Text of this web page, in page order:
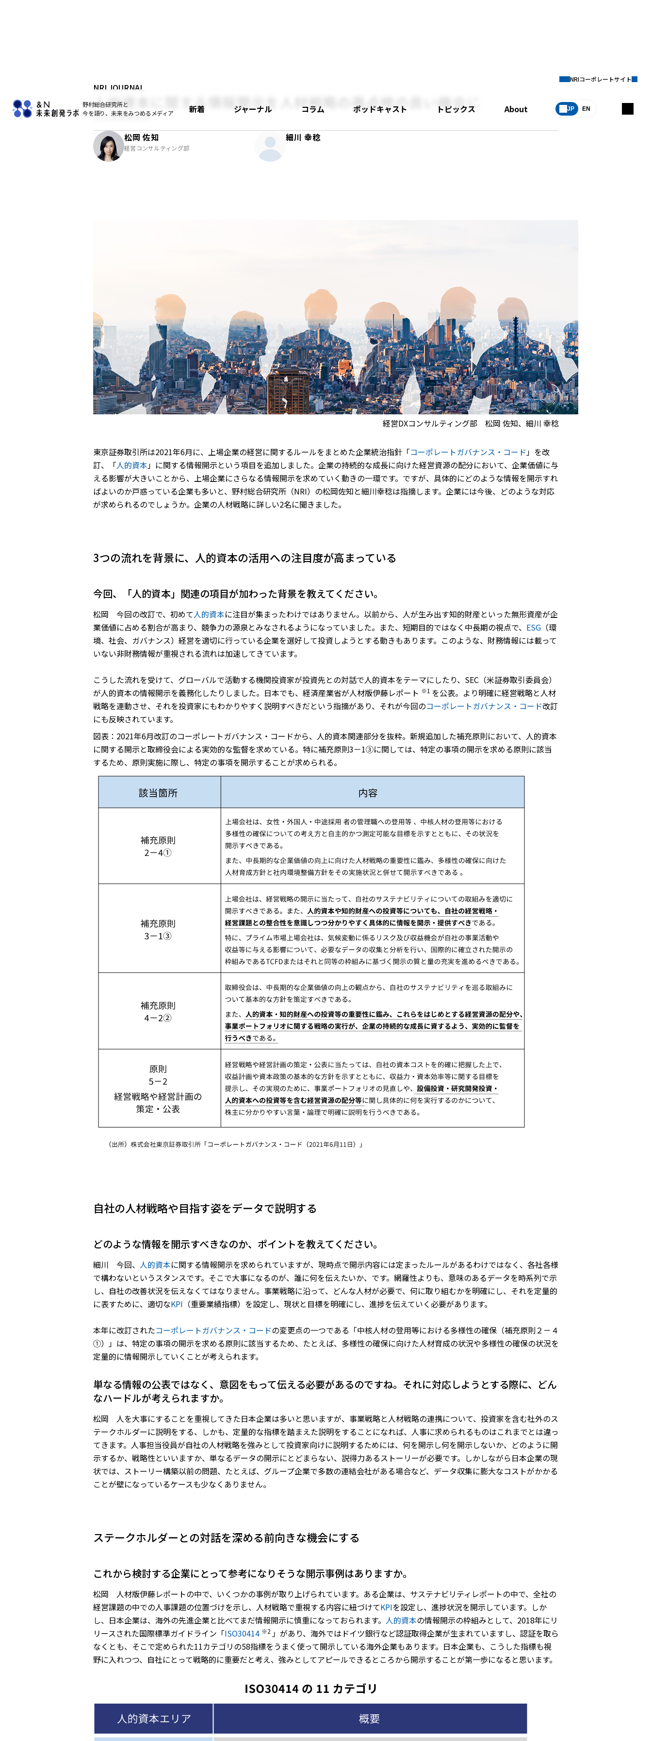
野村総合研究所と
今を語り、未来をみつめるメディア
新着 ジャーナル コラム ポッドキャスト トピックス About JP EN
NRIコーポレートサイト
NRI JOURNAL
人的資本に関する情報開示を人材戦略の再点検の良い機会に
2021年09月06日
松岡 佐知
経営コンサルティング部
細川 幸稔
経営DXコンサルティング部 松岡 佐知、細川 幸稔
東京証券取引所は2021年6月に、上場企業の経営に関するルールをまとめた企業統治指針「コーポレートガバナンス・コード」を改
訂、「人的資本」に関する情報開示という項目を追加しました。企業の持続的な成長に向けた経営資源の配分において、企業価値に与
える影響が大きいことから、上場企業にさらなる情報開示を求めていく動きの一環です。ですが、具体的にどのような情報を開示すれ
ばよいのか戸惑っている企業も多いと、野村総合研究所（NRI）の松岡佐知と細川幸稔は指摘します。企業には今後、どのような対応
が求められるのでしょうか。企業の人材戦略に詳しい2名に聞きました。
3つの流れを背景に、人的資本の活用への注目度が高まっている
――今回、「人的資本」関連の項目が加わった背景を教えてください。
松岡 今回の改訂で、初めて人的資本に注目が集まったわけではありません。以前から、人が生み出す知的財産といった無形資産が企
業価値に占める割合が高まり、競争力の源泉とみなされるようになっていました。また、短期目的ではなく中長期の視点で、 ESG （環
境、社会、ガバナンス）経営を適切に行っている企業を選好して投資しようとする動きもあります。このような、財務情報には載って
いない非財務情報が重視される流れは加速してきています。
こうした流れを受けて、グローバルで活動する機関投資家が投資先との対話で人的資本をテーマにしたり、SEC（米証券取引委員会）
が人的資本の情報開示を義務化したりしました。日本でも、経済産業省が人材版伊藤レポート ※1 を公表。より明確に経営戦略と人材
戦略を連動させ、それを投資家にもわかりやすく説明すべきだという指摘があり、それが今回のコーポレートガバナンス・コード改訂
にも反映されています。
図表：2021年6月改訂のコーポレートガバナンス・コードから、人的資本関連部分を抜粋。新規追加した補充原則において、人的資本
に関する開示と取締役会による実効的な監督を求めている。特に補充原則3－1③に関しては、特定の事項の開示を求める原則に該当
するため、原則実施に際し、特定の事項を開示することが求められる。
自社の人材戦略や目指す姿をデータで説明する
――どのような情報を開示すべきなのか、ポイントを教えてください。
細川 今回、 人的資本に関する情報開示を求められていますが、現時点で開示内容には定まったルールがあるわけではなく、各社各様
で構わないというスタンスです。そこで大事になるのが、誰に何を伝えたいか、です。網羅性よりも、意味のあるデータを時系列で示
し、自社の改善状況を伝えなくてはなりません。事業戦略に沿って、どんな人材が必要で、何に取り組むかを明確にし、それを定量的
に表すために、適切なKPI （重要業績指標）を設定し、現状と目標を明確にし、進捗を伝えていく必要があります。
本年に改訂されたコーポレートガバナンス・コードの変更点の一つである「中核人材の登用等における多様性の確保（補充原則２－４
①）」は、特定の事項の開示を求める原則に該当するため、たとえば、多様性の確保に向けた人材育成の状況や多様性の確保の状況を
定量的に情報開示していくことが考えられます。
――単なる情報の公表ではなく、意図をもって伝える必要があるのですね。それに対応しようとする際に、どん
なハードルが考えられますか。
松岡 人を大事にすることを重視してきた日本企業は多いと思いますが、事業戦略と人材戦略の連携について、投資家を含む社外のス
テークホルダーに説明をする、しかも、定量的な指標を踏まえた説明をすることになれば、人事に求められるものはこれまでとは違っ
てきます。人事担当役員が自社の人材戦略を強みとして投資家向けに説明するためには、何を開示し何を開示しないか、どのように開
示するか、戦略性といいますか、単なるデータの開示にとどまらない、説得力あるストーリーが必要です。しかしながら日本企業の現
状では、ストーリー構築以前の問題、たとえば、グループ企業で多数の連結会社がある場合など、データ収集に膨大なコストがかかる
ことが壁になっているケースも少なくありません。
ステークホルダーとの対話を深める前向きな機会にする
――これから検討する企業にとって参考になりそうな開示事例はありますか。
松岡 人材版伊藤レポートの中で、いくつかの事例が取り上げられています。ある企業は、サステナビリティレポートの中で、全社の
経営課題の中での人事課題の位置づけを示し、人材戦略で重視する内容に紐づけてKPIを設定し、進捗状況を開示しています。しか
し、日本企業は、海外の先進企業と比べてまだ情報開示に慎重になっておられます。 人的資本の情報開示の枠組みとして、2018年にリ
リースされた国際標準ガイドライン「ISO30414 ※2 」があり、海外ではドイツ銀行など認証取得企業が生まれていますし、認証を取ら
なくとも、そこで定められた11カテゴリの58指標をうまく使って開示している海外企業もあります。日本企業も、こうした指標も視
野に入れつつ、自社にとって戦略的に重要だと考え、強みとしてアピールできるところから開示することが第一歩になると思います。